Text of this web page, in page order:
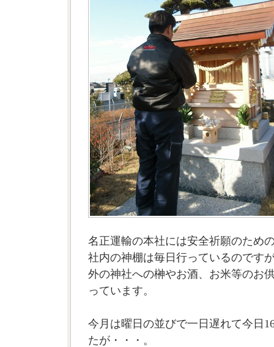
名正運輸の本社には安全祈願のため
社内の神棚は毎日行っているのです
外の神社への榊やお酒、お米等のお
っています。
今月は曜日の並びで一日遅れて今日
たが・・・。